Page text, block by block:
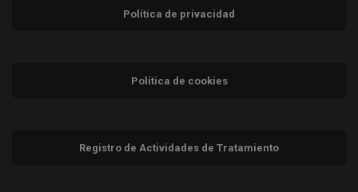
Política de privacidad
Política de cookies
Registro de Actividades de Tratamiento